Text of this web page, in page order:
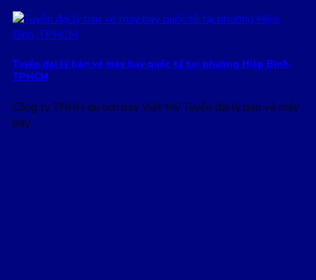
Tuyển đại lý bán vé máy bay quốc tế tại phường Hiệp Bình,
TPHCM
Công ty TNHH du lịch bay Việt Mỹ Tuyển đại lý bán vé máy
bay